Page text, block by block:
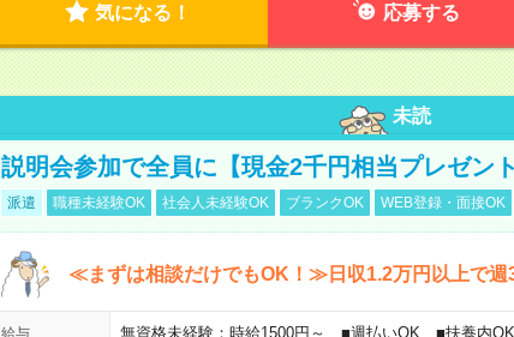
気になる！ 応募する
未読
説明会参加で全員に【現金2千円相当プレゼン
派遣 職種未経験OK 社会人未経験OK ブランクOK WEB登録・面接OK
≪まずは相談だけでもOK！≫日収1.2万円以上で週
給与 無資格未経験：時給1500円～ ■週払いOK ■扶養内